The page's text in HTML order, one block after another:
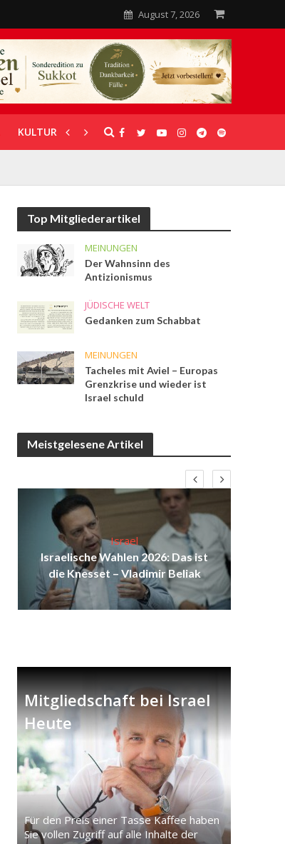
August 7, 2026
KULTUR UNTERSTÜTZUNG
Top Mitgliederartikel
MEINUNGEN
Der Wahnsinn des
Antizionismus
JÜDISCHE WELT
Gedanken zum Schabbat
MEINUNGEN
Tacheles mit Aviel – Europas
Grenzkrise und wieder ist
Israel schuld
Meistgelesene Artikel
Israel
Israelische Wahlen 2026: Das ist
die Knesset – Vladimir Beliak
Mitgliedschaft bei Israel
Heute
Für den Preis einer Tasse Kaffee haben
Sie vollen Zugriff auf alle Inhalte der